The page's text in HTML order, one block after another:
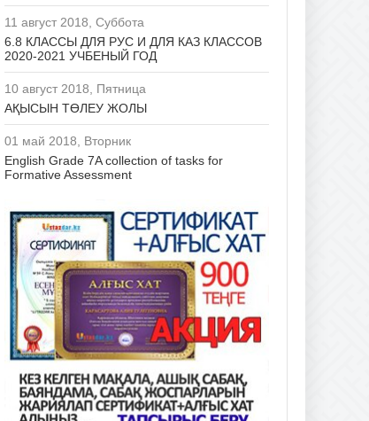
11 август 2018, Суббота
6.8 КЛАССЫ ДЛЯ РУС И ДЛЯ КАЗ КЛАССОВ
2020-2021 УЧБЕНЫЙ ГОД
10 август 2018, Пятница
АҚЫСЫН ТӨЛЕУ ЖОЛЫ
01 май 2018, Вторник
English Grade 7A collection of tasks for
Formative Assessment